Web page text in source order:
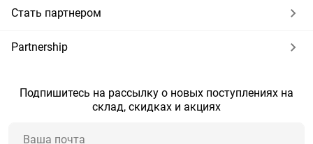
Стать партнером
Partnership
Подпишитесь на рассылку о новых поступлениях на
склад, скидках и акциях